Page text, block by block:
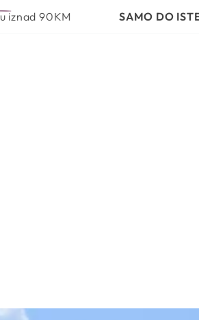
SAMO DO ISTEKA ZALIHA:
PROIZVODA